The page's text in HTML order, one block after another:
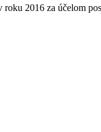
2016 za účelom